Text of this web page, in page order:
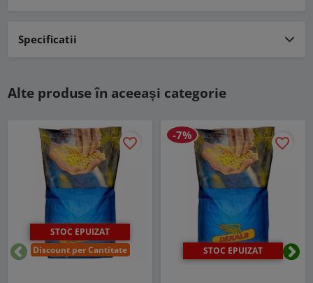
Specificatii
Alte produse în aceeași categorie
STOC EPUIZAT
Discount per Cantitate
favorite_border
STOC EPUIZAT
favorite_border
-7%